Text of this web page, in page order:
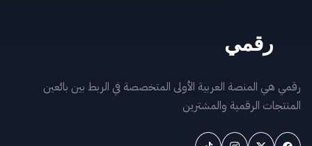
رقمي هي المنصة العربية الأولى المتخصصة في الربط بين بائعين
المنتجات الرقمية والمشترين